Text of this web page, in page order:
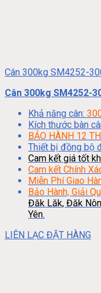
Cân 300kg SM4252-
Cân 300kg SM4252-
Khả năng cân:
Kích thước bàn
BẢO HÀNH 12
Thiết bị đồng bộ
Cam kết giá tốt
Cam kết Chính
Miễn Phí Giao
Bảo Hành, Giải
Đăk Lăk, Đăk
Yên.
LIÊN LẠC ĐẶT HÀNG